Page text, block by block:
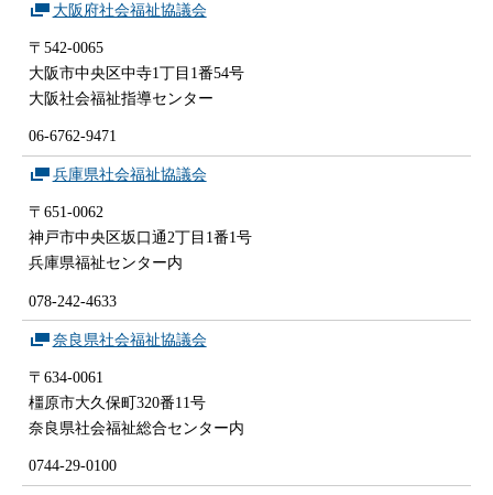
大阪府社会福祉協議会
〒542-0065
大阪市中央区中寺1丁目1番54号
大阪社会福祉指導センター
06-6762-9471
兵庫県社会福祉協議会
〒651-0062
神戸市中央区坂口通2丁目1番1号
兵庫県福祉センター内
078-242-4633
奈良県社会福祉協議会
〒634-0061
橿原市大久保町320番11号
奈良県社会福祉総合センター内
0744-29-0100